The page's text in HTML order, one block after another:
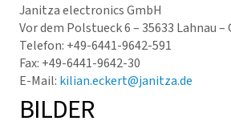
Janitza electronics GmbH
Vor dem Polstueck 6 – 35633 Lahnau –
Telefon: +49-6441-9642-591
Fax: +49-6441-9642-30
E-Mail: kilian.eckert@janitza.de
BILDER